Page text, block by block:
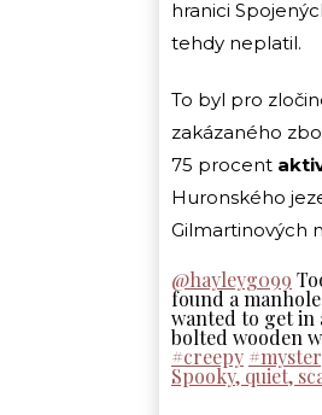
hranici
tehdy neplatil.
To byl pro
zakázaného
75 procent
Huronského
Gilmartinových
@hayleyg099
found a
wanted to get in
bolted wooden
#creepy
Spooky, quiet,